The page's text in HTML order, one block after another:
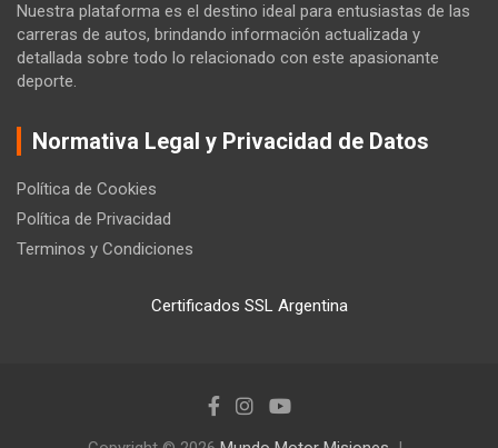
Nuestra plataforma es el destino ideal para entusiastas de las
carreras de autos, brindando información actualizada y
detallada sobre todo lo relacionado con este apasionante
deporte.
Normativa Legal y Privacidad de Datos
Política de Cookies
Política de Privacidad
Terminos y Condiciones
Certificados SSL Argentina